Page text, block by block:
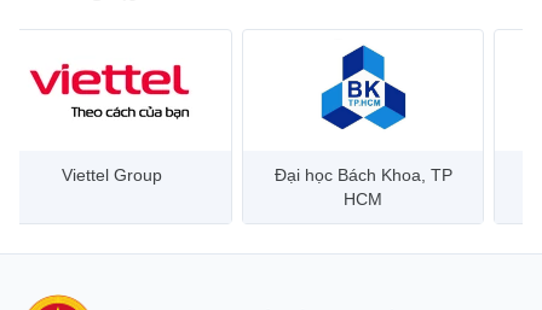
(Ghi rõ nguồn "https://mst.gov.vn" khi phát hành lại thông tin từ
website này)
Viettel Group
Đại học Bách Khoa, TP
HCM